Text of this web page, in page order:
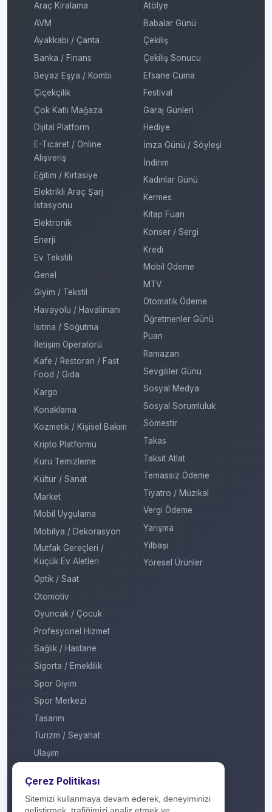
Araç Kiralama
AVM
Ayakkabı / Çanta
Banka / Finans
Beyaz Eşya / Kombi
Çiçekçilik
Çok Katlı Mağaza
Dijital Platform
E-Ticaret / Online
Alışveriş
Eğitim / Kırtasiye
Elektrikli Araç Şarj
İstasyonu
Elektronik
Enerji
Ev Tekstili
Genel
Giyim / Tekstil
Havayolu / Havalimanı
Isıtma / Soğutma
İletişim Operatörü
Kafe / Restoran / Fast
Food / Gıda
Kargo
Konaklama
Kozmetik / Kişisel Bakım
Kripto Platformu
Kuru Temizleme
Kültür / Sanat
Market
Mobil Uygulama
Mobilya / Dekorasyon
Mutfak Gereçleri /
Küçük Ev Aletleri
Optik / Saat
Otomotiv
Oyuncak / Çocuk
Profesyonel Hizmet
Sağlık / Hastane
Sigorta / Emeklilik
Spor Giyim
Spor Merkezi
Tasarım
Turizm / Seyahat
Ulaşım
Yapı Marketi
Yurt Dışı / Duty Free
Atölye
Babalar Günü
Çekiliş
Çekiliş Sonucu
Efsane Cuma
Festival
Garaj Günleri
Hediye
İmza Günü / Söyleşi
İndirim
Kadınlar Günü
Kermes
Kitap Fuarı
Konser / Sergi
Kredi
Mobil Ödeme
MTV
Otomatik Ödeme
Öğretmenler Günü
Puan
Ramazan
Sevgililer Günü
Sosyal Medya
Sosyal Sorumluluk
Sömestir
Takas
Taksit Atlat
Temassız Ödeme
Tiyatro / Müzikal
Vergi Ödeme
Yarışma
Yılbaşı
Yöresel Ürünler
Çerez Politikası
Sitemizi kullanmaya devam ederek, deneyiminizi